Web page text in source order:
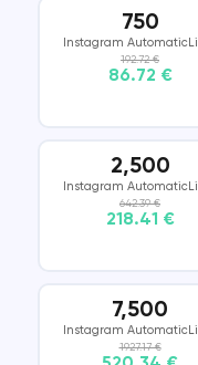
750
Instagram
192.72 €
86.72 €
2,500
Instagram
642.39 €
218.41 €
7,500
Instagram
1927.17 €